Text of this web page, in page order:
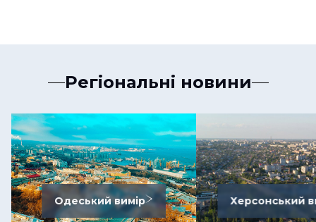
Регіональні новини
Одеський вимір Херсонський